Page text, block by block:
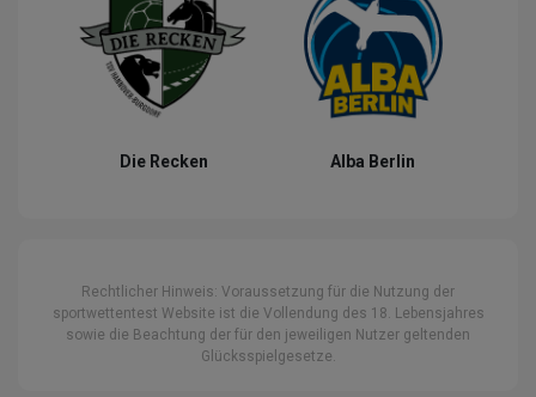
Die Recken Alba Berlin
Rechtlicher Hinweis: Voraussetzung für die Nutzung der
sportwettentest Website ist die Vollendung des 18. Lebensjahres
sowie die Beachtung der für den jeweiligen Nutzer geltenden
Glücksspielgesetze.